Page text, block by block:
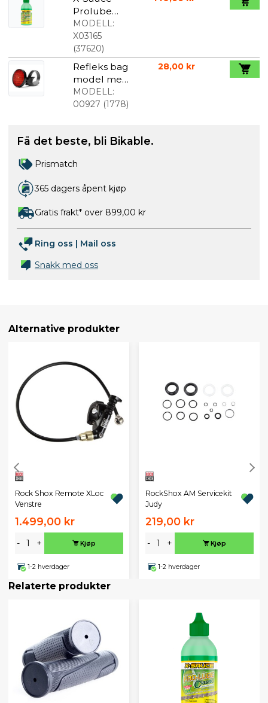
Prolube
voks til alt
vær 125ml
MODELL:
X03165
(37620)
Refleks bag
model med
strips, rund
MODELL:
00927 (1778)
28,00 kr
Få det beste, bli Bikable.
Prismatch
365 dagers åpent kjøp
Gratis frakt* over 899,00 kr
Ring oss | Mail oss
Snakk med oss
Alternative produkter
Rock Shox Remote XLoc
Venstre
1.499,00 kr
- + Kjøp
1-2 hverdager
RockShox AM Servicekit
Judy
219,00 kr
- + Kjøp
1-2 hverdager
Relaterte produkter